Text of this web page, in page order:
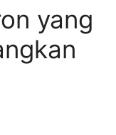
yang